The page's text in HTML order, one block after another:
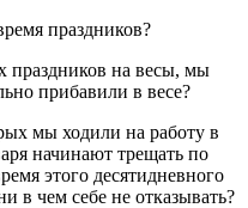
праздников на весы, мы
прибавили в весе?
мы ходили на работу в
начинают трещать по
этого десятидневного
в чем себе не отказывать?